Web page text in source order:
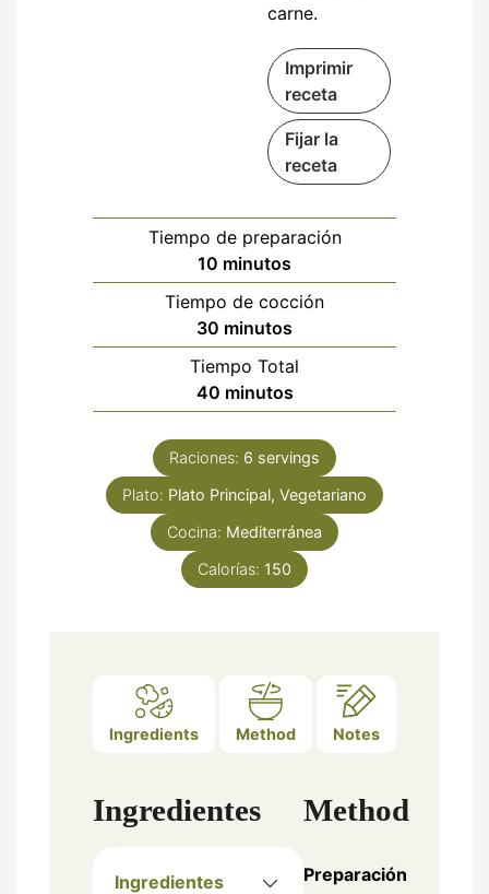
carne.
Imprimir
receta
Fijar la
receta
Tiempo de preparación
10 minutos
minutos
Tiempo de cocción
30 minutos
minutos
Tiempo Total
40minutos
minutos
Raciones: 6 servings
Plato: Plato Principal, Vegetariano
Cocina: Mediterránea
Calorías: 150
Ingredients Method Notes
Ingredientes
Ingredientes
Method
Preparación